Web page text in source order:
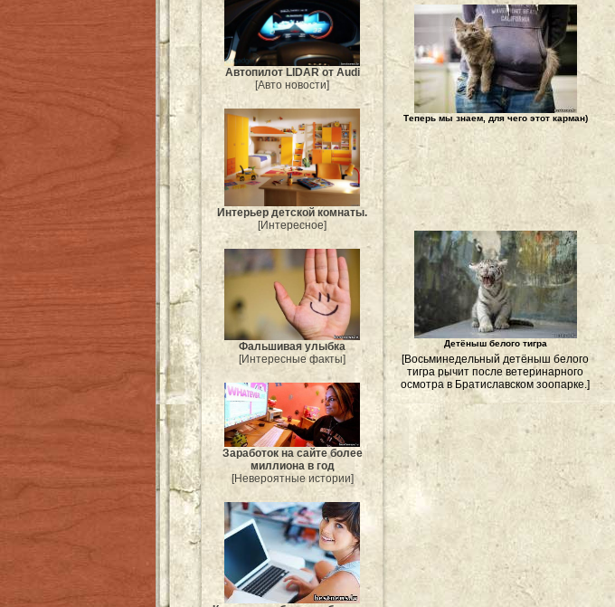
Автопилот LIDAR от Audi
[Авто новости]
Интерьер детской комнаты.
[Интересное]
Фальшивая улыбка
[Интересные факты]
Заработок на сайте более
миллиона в год
[Невероятные истории]
Теперь мы знаем, для чего этот карман)
Детёныш белого тигра
[Восьминедельный детёныш белого
тигра рычит после ветеринарного
осмотра в Братиславском зоопарке.]